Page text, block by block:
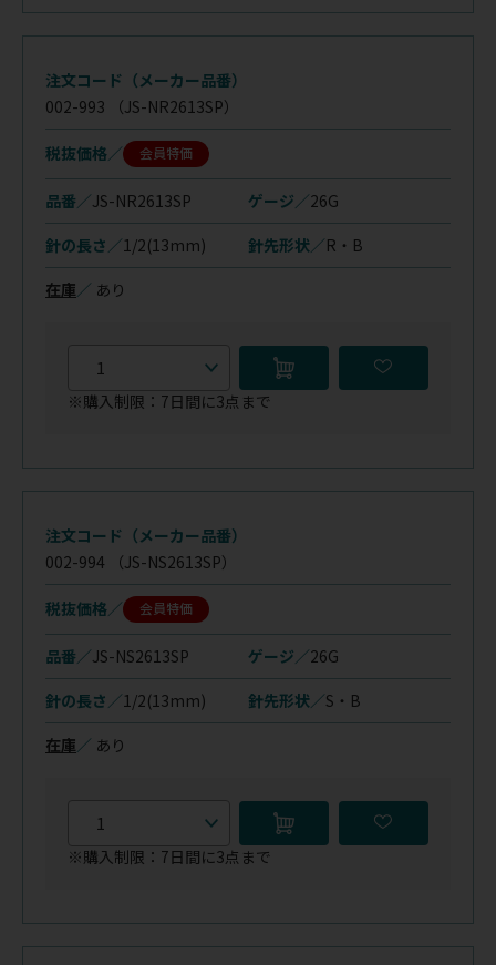
注文コード（メーカー品番）
002-993 （JS-NR2613SP）
税抜価格 会員特価
品番／JS-NR2613SP ゲージ／26G
針の長さ／1/2(13mm) 針先形状／R・B
在庫 ／ あり
※購入制限：7日間に3点まで
注文コード（メーカー品番）
002-994 （JS-NS2613SP）
税抜価格 会員特価
品番／JS-NS2613SP ゲージ／26G
針の長さ／1/2(13mm) 針先形状／S・B
在庫 ／ あり
※購入制限：7日間に3点まで